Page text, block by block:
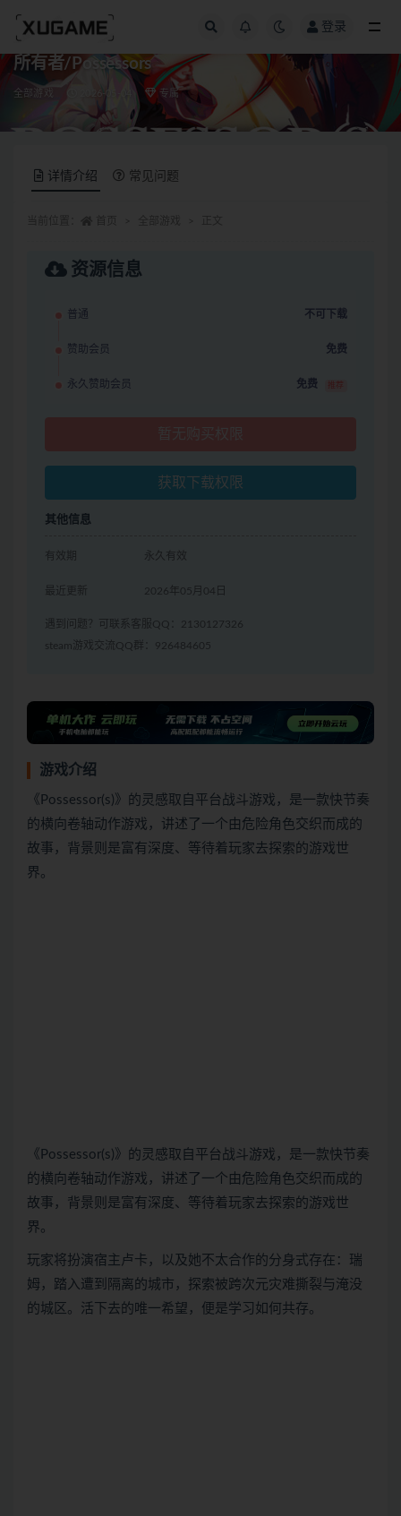
登录
所有者/Possessors
全部游戏 专属
详情介绍 常见问题
资源信息
普通 不可下载
赞助会员 免费
永久赞助会员 免费 推荐
获取下载权限
其他信息
有效期 永久有效
最近更新 2026年05月04日
遇到问题？可联系客服QQ：2130127326
steam游戏交流QQ群：926484605
游戏介绍
《Possessor(s)》的灵感取自平台战斗游戏，是一款快节奏
的横向卷轴动作游戏，讲述了一个由危险角色交织而成的
故事，背景则是富有深度、等待着玩家去探索的游戏世
界。
《Possessor(s)》的灵感取自平台战斗游戏，是一款快节奏
的横向卷轴动作游戏，讲述了一个由危险角色交织而成的
故事，背景则是富有深度、等待着玩家去探索的游戏世
界。
玩家将扮演宿主卢卡，以及她不太合作的分身式存在：瑞
姆，踏入遭到隔离的城市，探索被跨次元灾难撕裂与淹没
的城区。活下去的唯一希望，便是学习如何共存。